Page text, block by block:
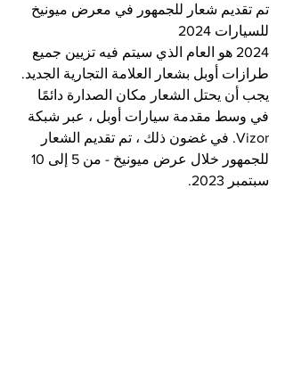
تم تقديم شعار للجمهور في معرض ميونيخ
للسيارات 2024
2024 هو العام الذي سيتم فيه تزيين جميع
طرازات أوبل بشعار العلامة التجارية الجديد.
يجب أن يحتل الشعار مكان الصدارة دائمًا
في وسط مقدمة سيارات أوبل ، عبر شبكة
Vizor. في غضون ذلك ، تم تقديم الشعار
سبتمبر 2023.